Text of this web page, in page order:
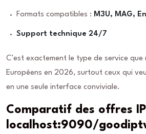
Formats compatibles : M3U, MAG,
Support technique 24/7
C’est exactement le type de service que
Européens en 2026, surtout ceux qui
en une seule interface conviviale.
Comparatif des offres
localhost:9090/